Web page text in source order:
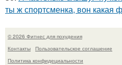
ты ж спортсменка, вон какая
© 2026 Фитнес для похудения
Контакты
Пользовательское соглашение
Политика конфидециальности